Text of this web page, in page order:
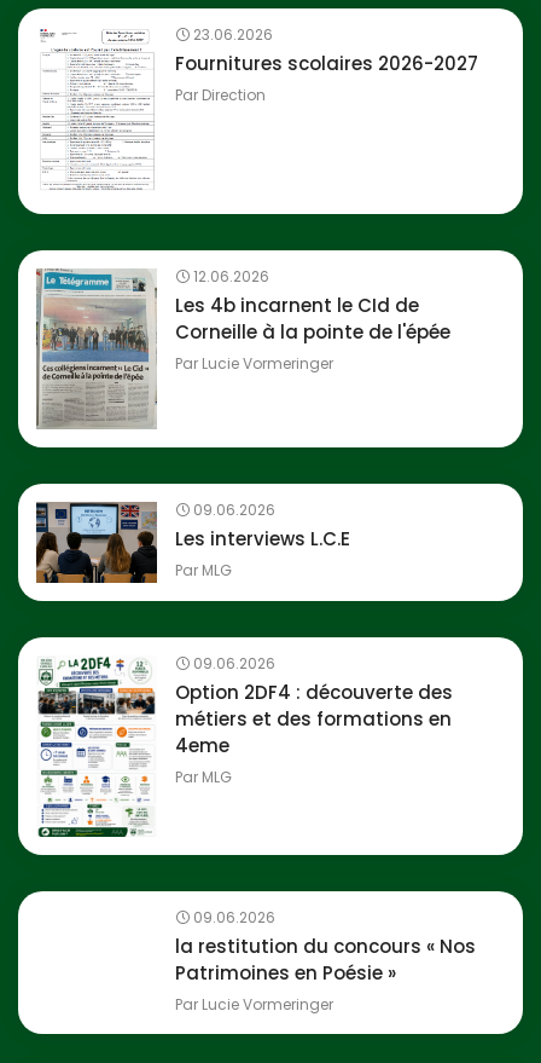
23.06.2026
Fournitures scolaires 2026-2027
Par Direction
12.06.2026
Les 4b incarnent le CId de
Corneille à la pointe de l'épée
Par Lucie Vormeringer
09.06.2026
Les interviews L.C.E
Par MLG
09.06.2026
Option 2DF4 : découverte des
métiers et des formations en
4eme
Par MLG
09.06.2026
la restitution du concours « Nos
Patrimoines en Poésie »
Par Lucie Vormeringer